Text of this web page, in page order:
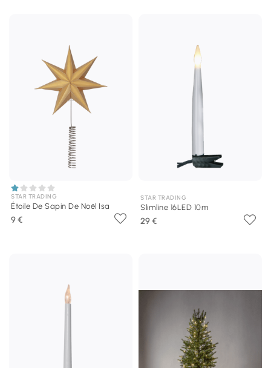
STAR TRADING
Étoile De Sapin De Noël Isa
9 €
STAR TRADING
Slimline 16LED 10m
29 €